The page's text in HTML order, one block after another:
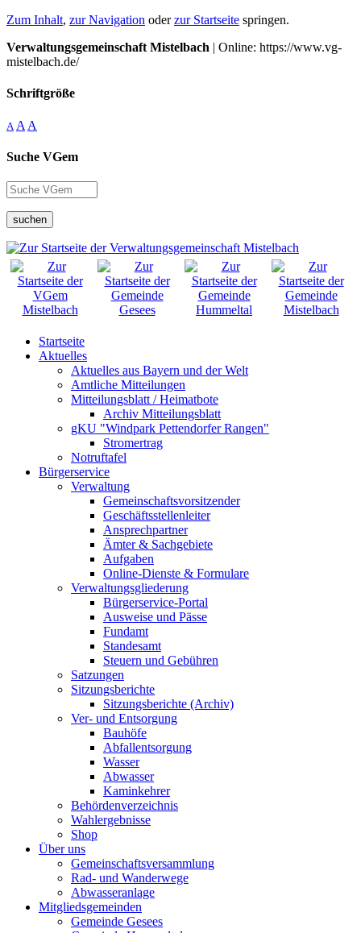
Zum Inhalt, zur Navigation oderzur Startseite springen.
Verwaltungsgemeinschaft Mistelbach | Online: https://www.vg-
mistelbach.de/
Schriftgröße
A A A
Suche VGem
suchen
Startseite
Aktuelles
Aktuelles aus Bayern und der Welt
Amtliche Mitteilungen
Mitteilungsblatt / Heimatbote
Archiv Mitteilungsblatt
gKU "Windpark Pettendorfer Rangen"
Stromertrag
Notruftafel
Bürgerservice
Verwaltung
Gemeinschaftsvorsitzender
Geschäftsstellenleiter
Ansprechpartner
Ämter & Sachgebiete
Aufgaben
Online-Dienste & Formulare
Verwaltungsgliederung
Bürgerservice-Portal
Ausweise und Pässe
Fundamt
Standesamt
Steuern und Gebühren
Satzungen
Sitzungsberichte
Sitzungsberichte (Archiv)
Ver- und Entsorgung
Bauhöfe
Abfallentsorgung
Wasser
Abwasser
Kaminkehrer
Behördenverzeichnis
Wahlergebnisse
Shop
Über uns
Gemeinschaftsversammlung
Rad- und Wanderwege
Abwasseranlage
Mitgliedsgemeinden
Gemeinde Gesees